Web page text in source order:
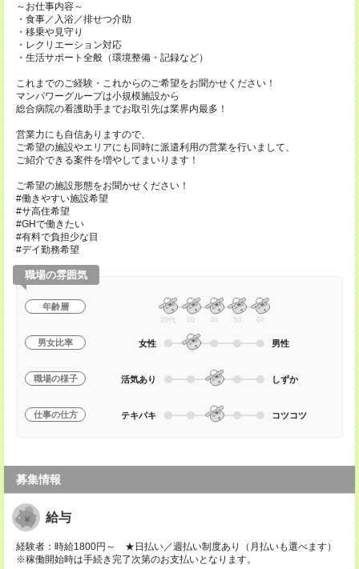
～お仕事内容～
・食事／入浴／排せつ介助
・移乗や見守り
・レクリエーション対応
・生活サポート全般（環境整備・記録など）
これまでのご経験・これからのご希望をお聞かせください！
マンパワーグループは小規模施設から
総合病院の看護助手までお取引先は業界内最多！
営業力にも自信ありますので、
ご希望の施設やエリアにも同時に派遣利用の営業を行いまして、
ご紹介できる案件を増やしてまいります！
ご希望の施設形態をお聞かせください！
#働きやすい施設希望
#サ高住希望
#GHで働きたい
#有料で負担少な目
#デイ勤務希望
職場の雰囲気
年齢層
20代 30 40 50 60
男女比率 女性 男性
職場の様子 活気あり しずか
仕事の仕方 テキパキ コツコツ
募集情報
給与
経験者：時給1800円～ ★日払い／週払い制度あり（月払いも選べます）
※稼働開始時は手続き完了次第のお支払いとなります。